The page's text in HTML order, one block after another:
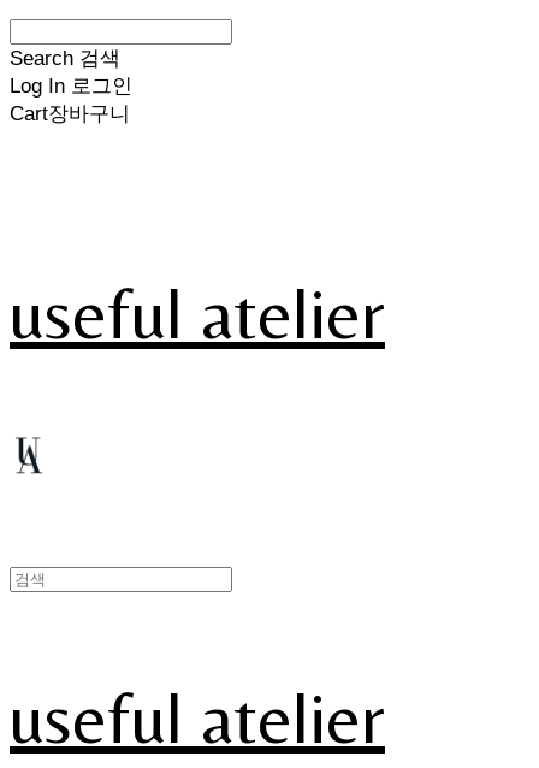
Search 검색
Log In 로그인
Cart장바구니
useful atelier
useful atelier